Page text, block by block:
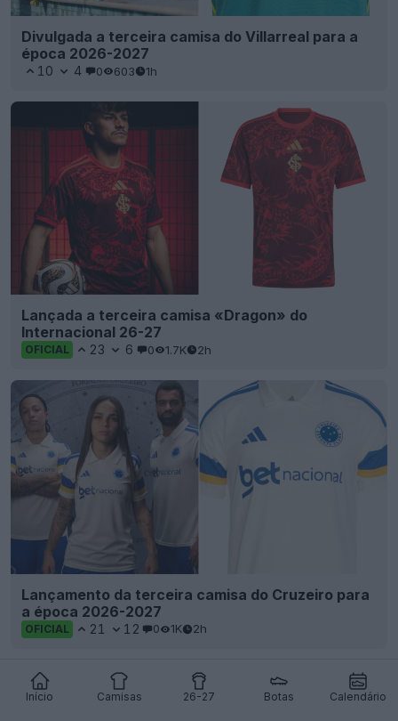
Início Camisas 26-27 Botas Calendário
Divulgada a terceira camisa do Villarreal para a
época 2026-2027
10 4 0 603 1h
Lançada a terceira camisa «Dragon» do
Internacional 26-27
OFICIAL 23 6 0 1.7K 2h
Lançamento da terceira camisa do Cruzeiro para
a época 2026-2027
OFICIAL 21 12 0 1K 2h